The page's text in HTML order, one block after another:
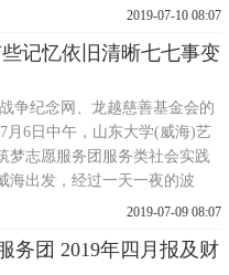
唐廷谓爷爷的家中。纵是时光
是那个志在报国的少年。唐爷
纪
2019-07-10 08:07
记忆依旧清晰七七事变
争纪念网、龙越慈善基金会的
月6日中午，山东大学(威海)艺
梦志愿服务团服务类社会实践
海出发，经过一天一夜的波
中午抵达湖南省长沙市，受到
队成员们和深圳市龙越慈善基
2019-07-09 08:07
务团 2019年四月报及财